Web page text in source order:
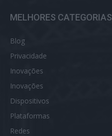
MELHORES CATEGORIAS
Blog
Privacidade
Inovações
Inovações
Dispositivos
Plataformas
Redes